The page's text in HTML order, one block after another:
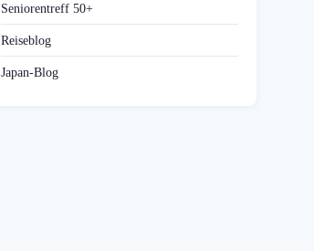
Seniorentreff 50+
Reiseblog
Japan-Blog